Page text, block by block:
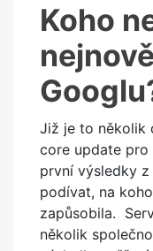
Koho
Již je to několik
core update pro
první výsledky
podívat, na
zapůsobila.
několik